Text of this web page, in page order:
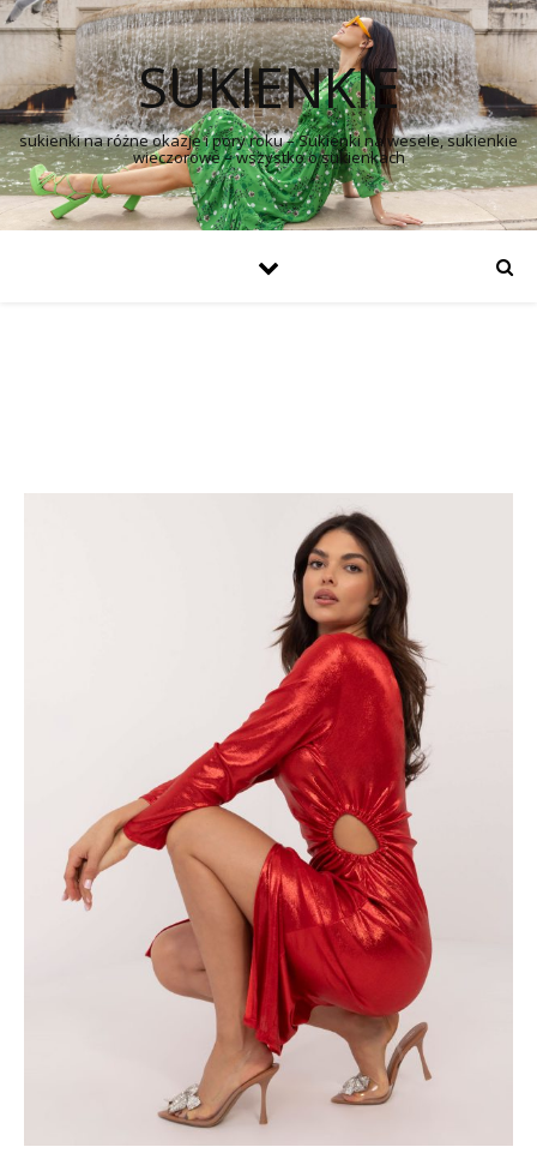
SUKIENKIE
sukienki na różne okazje i pory roku – Sukienki na wesele, sukienkie
wieczorowe – wszystko o sukienkach